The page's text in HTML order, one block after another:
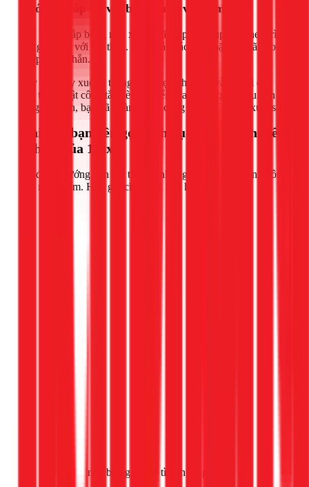
Bước 5: Lắp lại vỏ, bật nguồn và kiểm tra
Sau khi đã lắp bóng mới xong, hãy lắp lại chụp đèn theo trình
tự ngược lại với lúc tháo. Đảm bảo các ren hoặc lẫy đã vào
khớp chắc chắn.
Bây giờ, hãy xuống thang, dọn dẹp khu vực và bật lại cầu
dao tổng. Bật công tắc đèn để kiểm tra thành quả. Nếu đèn
sáng ổn định, bạn đã hoàn thành công việc một cách xuất sắc!
Khi nào bạn nên gọi dịch vụ thay đèn chuyên
nghiệp của 1Fix?
Dù đã có hướng dẫn chi tiết, có những trường hợp bạn không
nên mạo hiểm. Hãy gọi cho 1Fix qua hotline
nếu bạn gặp các tình huống sau: